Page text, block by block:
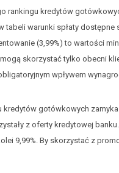
rankingu kredytów
tabeli warunki spłaty dostępne
(3,99%) to wartości
skorzystać tylko obecni
wpływem
kredytów gotówkowych zamyka
z oferty kredytowej
9,99%. By skorzystać z